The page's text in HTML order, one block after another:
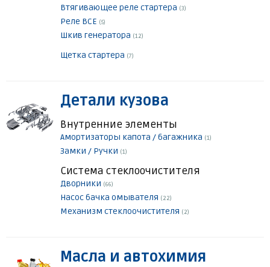
Втягивающее реле стартера (3)
Реле ВСЕ (5)
Шкив генератора (12)
Щетка стартера (7)
Детали кузова
Внутренние элементы
Амортизаторы капота / багажника (1)
Замки / Ручки (1)
Система стеклоочистителя
Дворники (66)
Насос бачка омывателя (22)
Механизм стеклоочистителя (2)
Масла и автохимия